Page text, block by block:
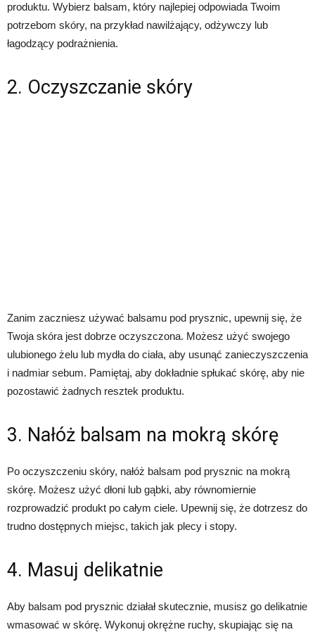
produktu. Wybierz balsam, który najlepiej odpowiada Twoim
potrzebom skóry, na przykład nawilżający, odżywczy lub
łagodzący podrażnienia.
2. Oczyszczanie skóry
Zanim zaczniesz używać balsamu pod prysznic, upewnij się, że
Twoja skóra jest dobrze oczyszczona. Możesz użyć swojego
ulubionego żelu lub mydła do ciała, aby usunąć zanieczyszczenia
i nadmiar sebum. Pamiętaj, aby dokładnie spłukać skórę, aby nie
pozostawić żadnych resztek produktu.
3. Nałóż balsam na mokrą skórę
Po oczyszczeniu skóry, nałóż balsam pod prysznic na mokrą
skórę. Możesz użyć dłoni lub gąbki, aby równomiernie
rozprowadzić produkt po całym ciele. Upewnij się, że dotrzesz do
trudno dostępnych miejsc, takich jak plecy i stopy.
4. Masuj delikatnie
Aby balsam pod prysznic działał skutecznie, musisz go delikatnie
wmasować w skórę. Wykonuj okrężne ruchy, skupiając się na